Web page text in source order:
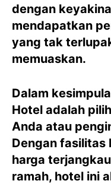
dengan
mendapatkan
yang tak
memuaskan.
Dalam
Hotel adalah
Anda atau
Dengan fasilitas
harga
ramah, hotel ini